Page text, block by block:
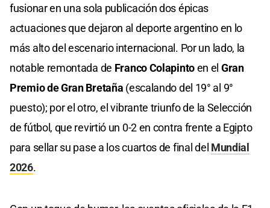
fusionar en una sola publicación dos épicas
actuaciones que dejaron al deporte argentino en lo
más alto del escenario internacional. Por un lado, la
notable remontada de Franco Colapintoen el Gran
Premio de Gran Bretaña (escalando del 19° al 9°
puesto); por el otro, el vibrante triunfo de la Selección
de fútbol, que revirtió un 0-2 en contra frente a Egipto
para sellar su pase a los cuartos de final del Mundial
2026.